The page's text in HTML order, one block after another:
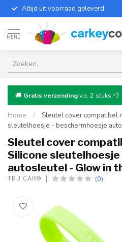
Altijd uit voorraad geleverd
MENU
🚚 Gratis verzendingv.a. 2 stuks 💨
Home /
Sleutel cover compatibel
sleutelhoesje - beschermhoesje
Sleutel cover
Silicone
autosleutel - Glow in
TBU CAR® (0)